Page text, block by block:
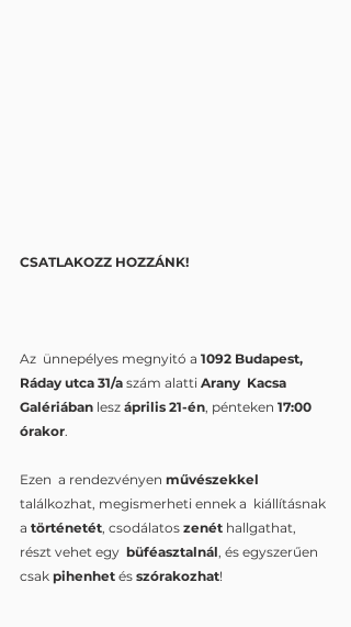
CSATLAKOZZ HOZZÁNK!
Az  ünnepélyes megnyitó a 1092 Budapest,
Ráday utca 31/a szám alatti Arany  Kacsa
Galériában lesz április 21-én, pénteken 17:00
órakor.
Ezen  a rendezvényen művészekkel
találkozhat, megismerheti ennek a  kiállításnak
a történetét, csodálatos zenét hallgathat,
részt vehet egy büféasztalnál, és egyszerűen
csak pihenhet és szórakozhat!